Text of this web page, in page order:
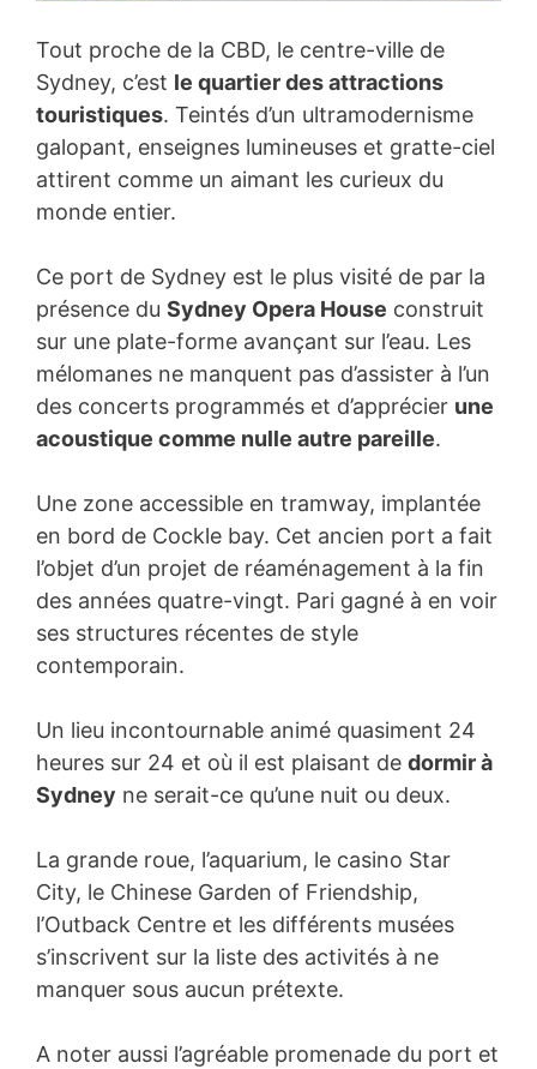
Tout proche de la CBD, le centre-ville de
Sydney, c’est le quartier des attractions
touristiques. Teintés d’un ultramodernisme
galopant, enseignes lumineuses et gratte-ciel
attirent comme un aimant les curieux du
monde entier.
Ce port de Sydney est le plus visité de par la
présence du Sydney Opera House construit
sur une plate-forme avançant sur l’eau. Les
mélomanes ne manquent pas d’assister à l’un
des concerts programmés et d’apprécier une
acoustique comme nulle autre pareille.
Une zone accessible en tramway, implantée
en bord de Cockle bay. Cet ancien port a fait
l’objet d’un projet de réaménagement à la fin
des années quatre-vingt. Pari gagné à en voir
ses structures récentes de style
contemporain.
Un lieu incontournable animé quasiment 24
heures sur 24 et où il est plaisant de dormir à
Sydney ne serait-ce qu’une nuit ou deux.
La grande roue, l’aquarium, le casino Star
City, le Chinese Garden of Friendship,
l’Outback Centre et les différents musées
s’inscrivent sur la liste des activités à ne
manquer sous aucun prétexte.
A noter aussi l’agréable promenade du port et